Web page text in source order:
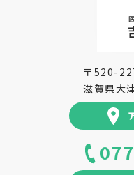
〒520-
滋賀県大